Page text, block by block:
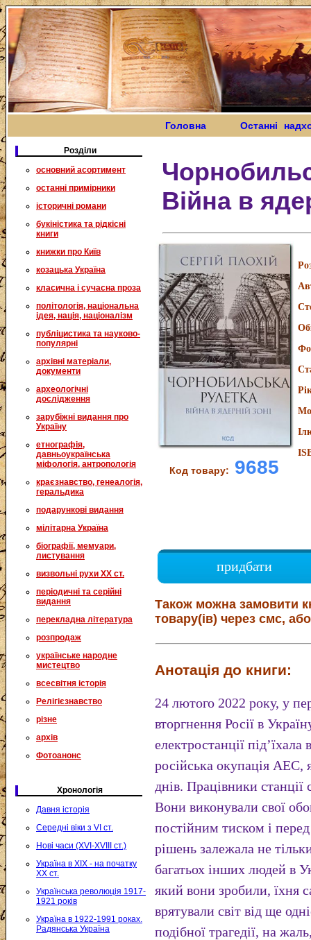
Головна Останні
Розділи
основний асортимент
останні примірники
історичні романи
букіністика та рідкісні
книги
книжки про Київ
козацька Україна
класична і сучасна проза
політологія, національна
ідея, нація, націоналізм
публіцистика та науково-
популярні
архівні матеріали,
документи
археологічні
дослідження
зарубіжні видання про
Україну
етнографія,
давньоукраїнська
міфологія, антропологія
краєзнавство, генеалогія,
геральдика
подарункові видання
мілітарна Україна
біографії, мемуари,
листування
визвольні рухи XX ст.
періодичні та серійні
видання
перекладна література
розпродаж
українське народне
мистецтво
всесвітня історія
Релігієзнавство
різне
архів
Фотоанонс
Хронологія
Давня історія
Середні віки з VI ст.
Нові часи (XVI-XVIII ст.)
Україна в XIX - на початку
XX ст.
Українська революція 1917-
1921 років
Україна в 1922-1991 роках.
Радянська Україна
Війна в
Код товару: 9685
придбати
Також можна замовити
товару(ів) через смс,
Анотація до книги:
24 лютого 2022 року, у
вторгнення Росії в
електростанції
російська окупація АЕС,
днів. Працівники
Вони виконували свої
постійним тиском і
рішень залежала не
багатьох інших людей в
який вони зробили, їхня
врятували світ від ще
подібної трагедії, на